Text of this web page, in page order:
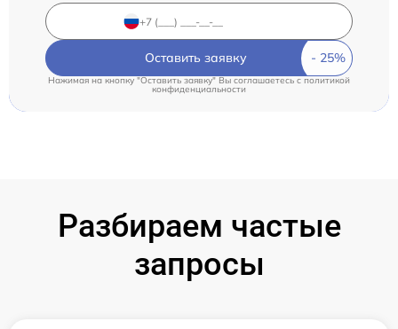
Оставить заявку
Нажимая на кнопку "Оставить заявку" Вы соглашаетесь c политикой
конфиденциальности
Разбираем частые
запросы